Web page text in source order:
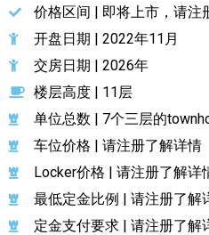
价格区间 | 即将上市，请注
开盘日期 | 2022年11月
交房日期 | 2026年
楼层高度 | 11层
单位总数 | 7个三层的
车位价格 | 请注册了解详情
Locker价格 | 请注册了解详
最低定金比例 | 请注册了解
定金支付要求 | 请注册了解